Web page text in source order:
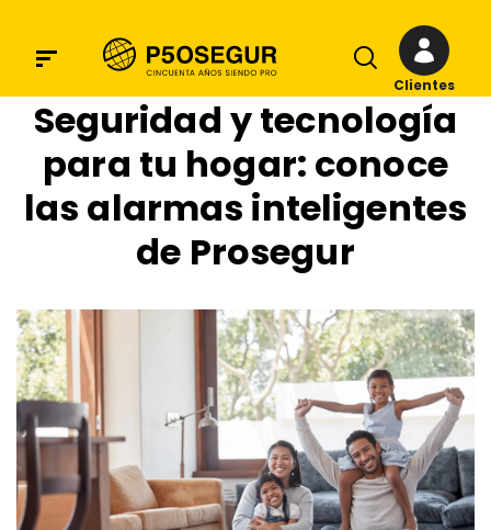
Clientes
Seguridad y tecnología
para tu hogar: conoce
las alarmas inteligentes
de Prosegur